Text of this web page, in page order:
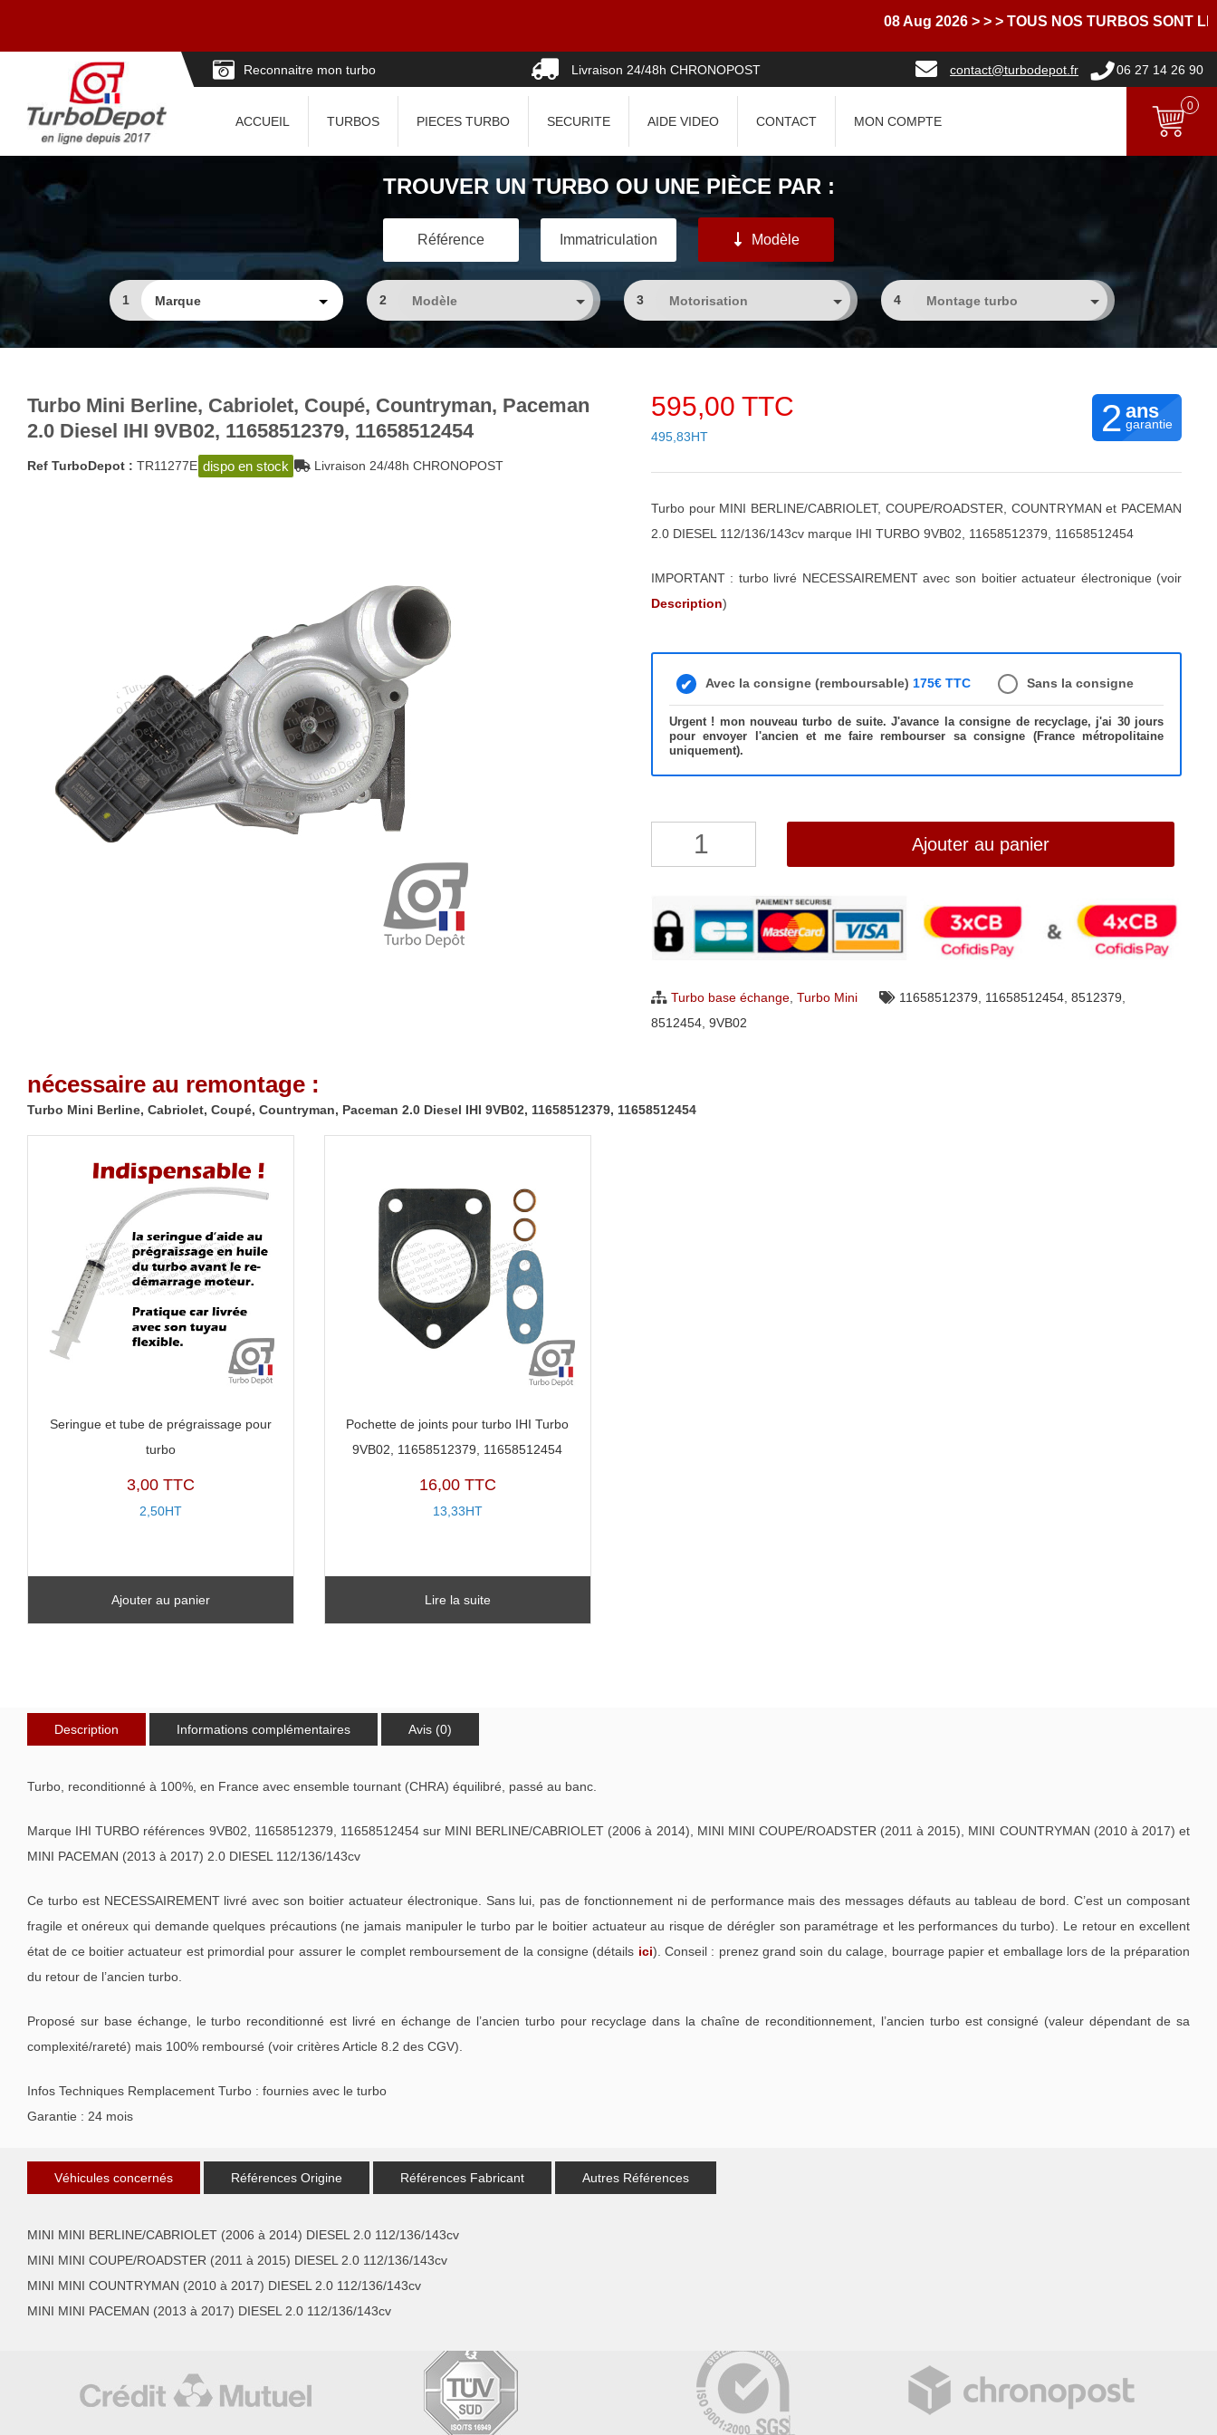
08 Aug 2026 > > > TOUS NOS TURBOS SONT
Reconnaitre mon turbo Livraison 24/48h CHRONOPOST contact@turbodepot.fr 06 27 14 26 90
ACCUEIL TURBOS PIECES TURBO SECURITE AIDE VIDEO CONTACT MON COMPTE
0
TROUVER UN TURBO OU UNE PIÈCE PAR :
Référence Immatriculation Modèle
1 2 3 4
Turbo Mini Berline, Cabriolet, Coupé, Countryman, Paceman
2.0 Diesel IHI 9VB02, 11658512379, 11658512454
Ref TurboDepot : TR11277E dispo en stock Livraison 24/48h CHRONOPOST
595,00 TTC
495,83HT 2 ans
garantie
Turbo pour MINI BERLINE/CABRIOLET, COUPE/ROADSTER, COUNTRYMAN et PACEMAN
2.0 DIESEL 112/136/143cv marque IHI TURBO 9VB02, 11658512379, 11658512454
IMPORTANT : turbo livré NECESSAIREMENT avec son boitier actuateur électronique (voir
Description)
Avec la consigne (remboursable) 175€ TTC Sans la consigne
Urgent ! mon nouveau turbo de suite. J'avance la consigne de recyclage, j'ai 30 jours
pour envoyer l'ancien et me faire rembourser sa consigne (France métropolitaine
uniquement).
Mini
Berline,
IHI
Ajouter au panier
Turbo base échange, Turbo Mini 11658512379 11658512454, 8512379
8512454, 9VB02
nécessaire au remontage :
Turbo Mini Berline, Cabriolet, Coupé, Countryman, Paceman 2.0 Diesel IHI 9VB02, 11658512379, 11658512454
Seringue et tube de prégraissage pour
turbo
3,00 TTC
2,50HT
Ajouter au panier
Pochette de joints pour turbo IHI Turbo
9VB02, 11658512379, 11658512454
16,00 TTC
13,33HT
Lire la suite
Description Informations complémentaires Avis (0)
Turbo, reconditionné à 100%, en France avec ensemble tournant (CHRA) équilibré, passé au banc.
Marque IHI TURBO références 9VB02, 11658512379, 11658512454 sur MINI BERLINE/CABRIOLET (2006 à 2014), MINI MINI COUPE/ROADSTER (2011 à 2015), MINI COUNTRYMAN (2010 à 2017) et
MINI PACEMAN (2013 à 2017) 2.0 DIESEL 112/136/143cv
Ce turbo est NECESSAIREMENT livré avec son boitier actuateur électronique. Sans lui, pas de fonctionnement ni de performance mais des messages défauts au tableau de bord. C’est un composant
fragile et onéreux qui demande quelques précautions (ne jamais manipuler le turbo par le boitier actuateur au risque de dérégler son paramétrage et les performances du turbo). Le retour en excellent
état de ce boitier actuateur est primordial pour assurer le complet remboursement de la consigne (détails ici). Conseil : prenez grand soin du calage, bourrage papier et emballage lors de la préparation
du retour de l’ancien turbo.
Proposé sur base échange, le turbo reconditionné est livré en échange de l’ancien turbo pour recyclage dans la chaîne de reconditionnement, l’ancien turbo est consigné (valeur dépendant de sa
complexité/rareté) mais 100% remboursé (voir critères Article 8.2 des CGV).
Infos Techniques Remplacement Turbo : fournies avec le turbo
Garantie : 24 mois
Véhicules concernés Références Origine Références Fabricant Autres Références
MINI MINI BERLINE/CABRIOLET (2006 à 2014) DIESEL 2.0 112/136/143cv
MINI MINI COUPE/ROADSTER (2011 à 2015) DIESEL 2.0 112/136/143cv
MINI MINI COUNTRYMAN (2010 à 2017) DIESEL 2.0 112/136/143cv
MINI MINI PACEMAN (2013 à 2017) DIESEL 2.0 112/136/143cv